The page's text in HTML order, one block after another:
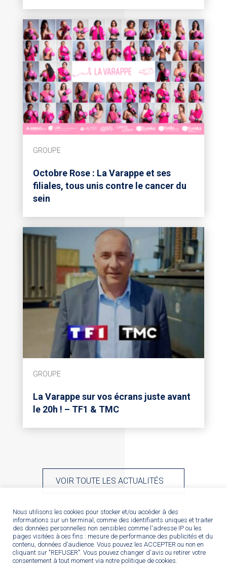
GROUPE
Octobre Rose : La Varappe et ses
filiales, tous unis contre le cancer du
sein
GROUPE
La Varappe sur vos écrans juste avant
le 20h ! – TF1 & TMC
VOIR TOUTE LES ACTUALITÉS
Nous utilisons les cookies pour stocker et/ou accéder à des
informations sur un terminal, comme des identifiants uniques et traiter
des données personnelles non sensibles comme l'adresse IP ou les
pages visitées à ces fins : mesure de performance des publicités et du
contenu, données d’audience. Vous pouvez les ACCEPTER ou non en
cliquant sur "REFUSER". Vous pouvez changer d'avis ou retirer votre
consentement à tout moment via notre politique de cookies.